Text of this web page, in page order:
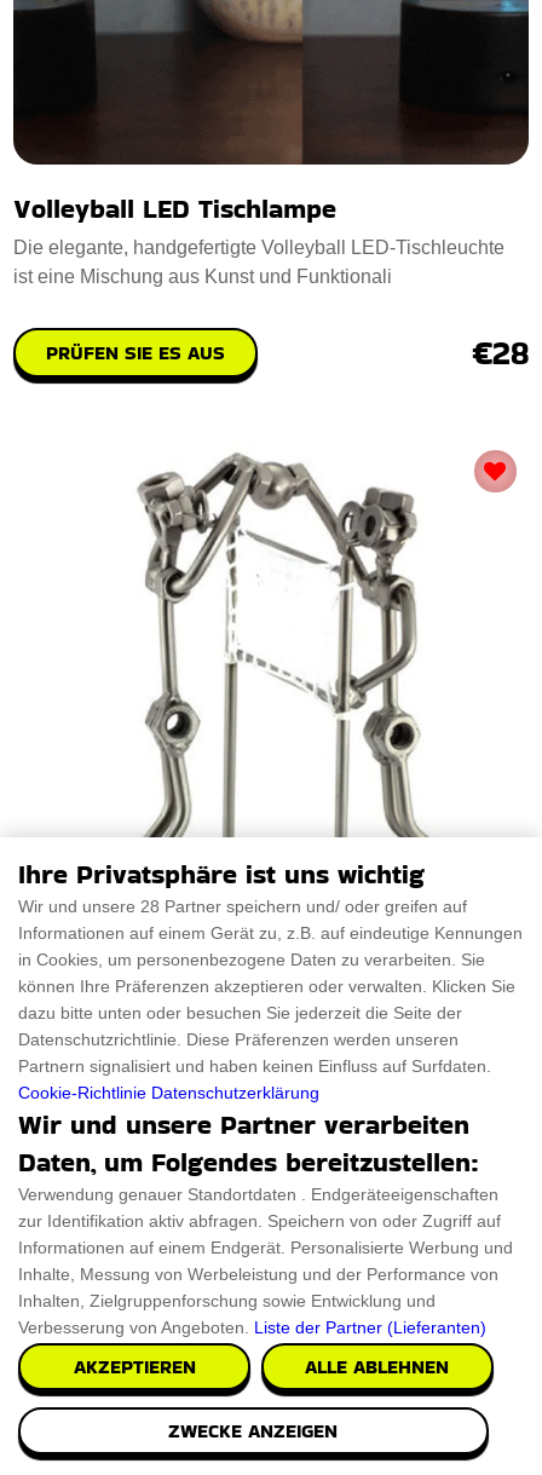
Volleyball LED Tischlampe
Die elegante, handgefertigte Volleyball LED-Tischleuchte
ist eine Mischung aus Kunst und Funktionali
PRÜFEN SIE ES AUS €28
Volleyball Skulptur
Wir präsentieren eine atemberaubende handgefertigte
Volleyball-Skulptur, die die Schönheit der Spo
PRÜFEN SIE ES AUS €49.99
James Bond 007 Herren Parfuem
Genießen Sie den Charme des James Bond 007
Herrenparfums, eine verführerische Mischung aus Klasse
Ihre Privatsphäre ist uns wichtig
Wir und unsere 28 Partner speichern und/ oder greifen auf
Informationen auf einem Gerät zu, z.B. auf eindeutige Kennungen
in Cookies, um personenbezogene Daten zu verarbeiten. Sie
können Ihre Präferenzen akzeptieren oder verwalten. Klicken Sie
dazu bitte unten oder besuchen Sie jederzeit die Seite der
Datenschutzrichtlinie. Diese Präferenzen werden unseren
Partnern signalisiert und haben keinen Einfluss auf Surfdaten.
Cookie-Richtlinie Datenschutzerklärung
Wir und unsere Partner verarbeiten
Daten, um Folgendes bereitzustellen:
Verwendung genauer Standortdaten . Endgeräteeigenschaften
zur Identifikation aktiv abfragen. Speichern von oder Zugriff auf
Informationen auf einem Endgerät. Personalisierte Werbung und
Inhalte, Messung von Werbeleistung und der Performance von
Inhalten, Zielgruppenforschung sowie Entwicklung und
Verbesserung von Angeboten. Liste der Partner (Lieferanten)
AKZEPTIEREN ALLE ABLEHNEN
ZWECKE ANZEIGEN